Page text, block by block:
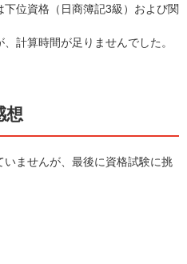
位資格（日商簿記3級）および関
算時間が足りませんでした。
想
ませんが、最後に資格試験に挑